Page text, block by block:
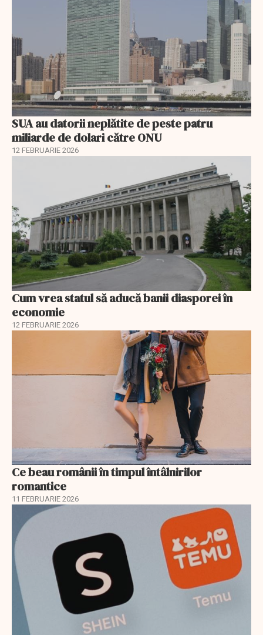
SUA au datorii neplătite de peste patru
miliarde de dolari către ONU
12 FEBRUARIE 2026
Cum vrea statul să aducă banii diasporei în
economie
12 FEBRUARIE 2026
Ce beau românii în timpul întâlnirilor
romantice
11 FEBRUARIE 2026